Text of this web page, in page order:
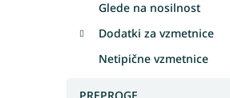
Glede na nosilnost
Dodatki za vzmetnice
Netipične vzmetnice